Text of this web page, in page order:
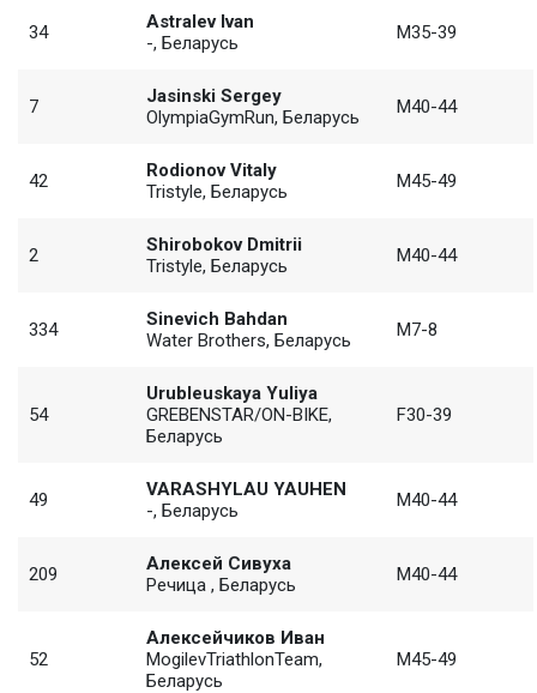
34
Astralev Ivan
-, Беларусь
M35-39
7
Jasinski Sergey
OlympiaGymRun, Беларусь
M40-44
42
Rodionov Vitaly
Tristyle, Беларусь
M45-49
2
Shirobokov Dmitrii
Tristyle, Беларусь
M40-44
334
Sinevich Bahdan
Water Brothers, Беларусь
M7-8
54
Urubleuskaya Yuliya
GREBENSTAR/ON-BIKE,
Беларусь
F30-39
49
VARASHYLAU YAUHEN
-, Беларусь
M40-44
209
Алексей Сивуха
Речица , Беларусь
M40-44
52
Алексейчиков Иван
MogilevTriathlonTeam,
Беларусь
M45-49